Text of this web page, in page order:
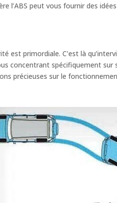
l’ABS peut vous fournir des
est primordiale. C’est là
concentrant spécifiquement
précieuses sur le